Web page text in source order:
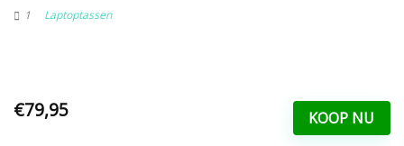
1 Laptoptassen
KOOP NU
€79,95